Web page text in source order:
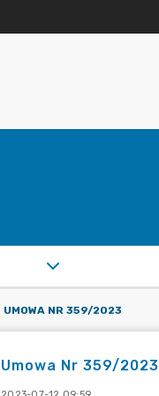
UMOWA NR 359/2023
Umowa Nr 359/2023